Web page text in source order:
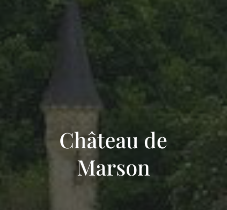
Château de
Marson